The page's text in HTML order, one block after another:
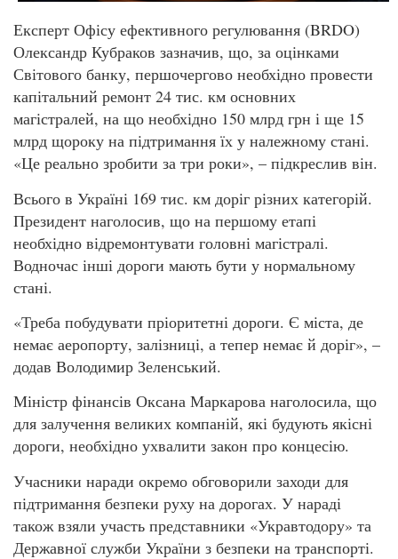
Експерт Офісу ефективного регулювання (BRDO)
Олександр Кубраков зазначив, що, за оцінками
Світового банку, першочергово необхідно провести
капітальний ремонт 24 тис. км основних
магістралей, на що необхідно 150 млрд грн і ще 15
млрд щороку на підтримання їх у належному стані.
«Це реально зробити за три роки», – підкреслив він.
Всього в Україні 169 тис. км доріг різних категорій.
Президент наголосив, що на першому етапі
необхідно відремонтувати головні магістралі.
Водночас інші дороги мають бути у нормальному
стані.
«Треба побудувати пріоритетні дороги. Є міста, де
немає аеропорту, залізниці, а тепер немає й доріг», –
додав Володимир Зеленський.
Міністр фінансів Оксана Маркарова наголосила, що
для залучення великих компаній, які будують якісні
дороги, необхідно ухвалити закон про концесію.
Учасники наради окремо обговорили заходи для
підтримання безпеки руху на дорогах. У нараді
також взяли участь представники «Укравтодору» та
Державної служби України з безпеки на транспорті.